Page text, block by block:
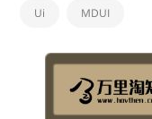
Ui MDUI